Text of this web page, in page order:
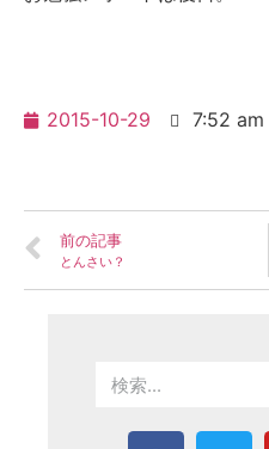
2015-10-29 7:52 am
前の記事
とんさい？